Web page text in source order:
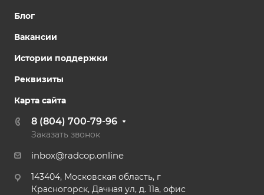
Блог
Вакансии
Истории поддержки
Реквизиты
Карта сайта
8 (804) 700-79-96
Заказать звонок
inbox@radcop.online
143404, Московская область, г
Красногорск, Дачная ул, д. 11а, офис